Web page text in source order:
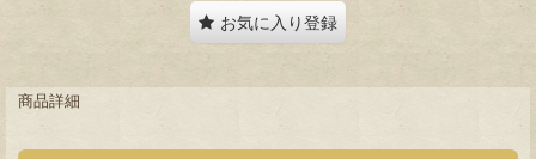
お気に入り登録
商品詳細